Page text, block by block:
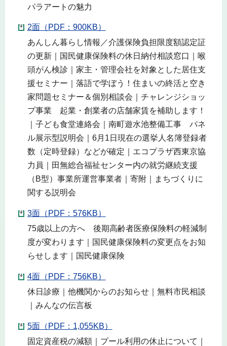
パラアートの魅力
2面（PDF：900KB）
あんしん暮らし情報／介護保険負担限度額認定証
の更新｜国民健康保険料の休日納付相談窓口｜喉
頭がん検診｜家主・管理会社を対象とした居住支
援セミナー｜落語で学ぼう！住まいの終活と空き
家問題セミナー＆個別相談会｜チャレンジショッ
プ事業 起業・創業者の店舗家賃を補助します！
｜子ども食堂連絡会｜南町遊水池整備工事 パネ
ル展示型説明会｜6月1日現在の選挙人名簿登録者
数（定時登録）などが確定｜エコプラザ西東京協
力員｜田無総合福祉センター内の就労継続支援
（B型）事業所運営事業者｜寄附｜まちづくりに
関する説明会
3面（PDF：576KB）
75歳以上の方へ 後期高齢者医療保険料の軽減制
度が変わります｜国民健康保険料の変更点をお知
らせします｜国民健康保険
4面（PDF：756KB）
休日診療｜他機関からのお知らせ｜無料市民相談
｜みんなの伝言板
5面（PDF：1,055KB）
固定資産税の減額｜プール利用の休止について｜